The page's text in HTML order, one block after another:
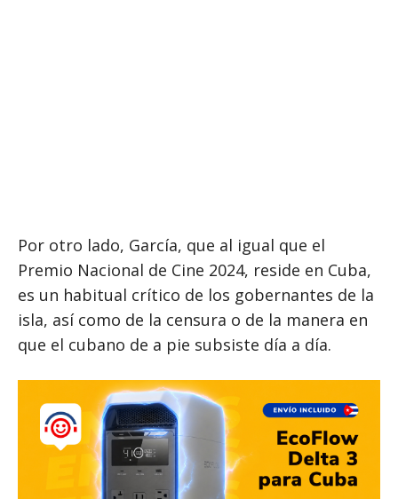
Por otro lado, García, que al igual que el
Premio Nacional de Cine 2024, reside en Cuba,
es un habitual crítico de los gobernantes de la
isla, así como de la censura o de la manera en
que el cubano de a pie subsiste día a día.